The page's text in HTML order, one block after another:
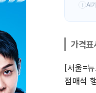
! AI
가격
[서울=
점매석